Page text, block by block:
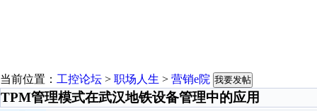
当前位置： 工控论坛 > 职场人生 > 营销e院 我要发帖
TPM管理模式在武汉地铁设备管理中的应用